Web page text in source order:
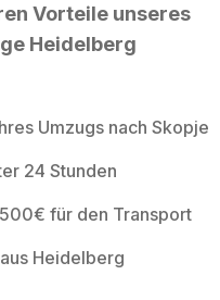
Vorteile unseres
Heidelberg
Umzugs nach Skopje
24 Stunden
für den Transport
Heidelberg